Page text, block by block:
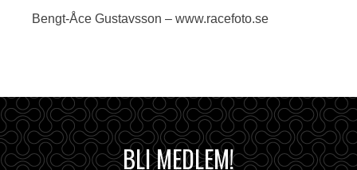
Bengt-Åce Gustavsson – www.racefoto.se
BLI MEDLEM!